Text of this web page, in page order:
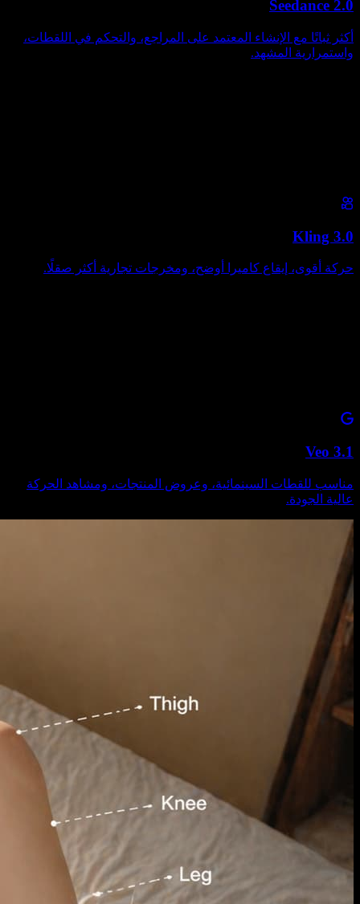
Seedance 2.0
أكثر ثباتًا مع الإنشاء المعتمد على المراجع، والتحكم في اللقطات،
واستمرارية المشهد.
Kling 3.0
حركة أقوى، إيقاع كاميرا أوضح، ومخرجات تجارية أكثر صقلًا.
Veo 3.1
مناسب للقطات السينمائية، وعروض المنتجات، ومشاهد الحركة
عالية الجودة.